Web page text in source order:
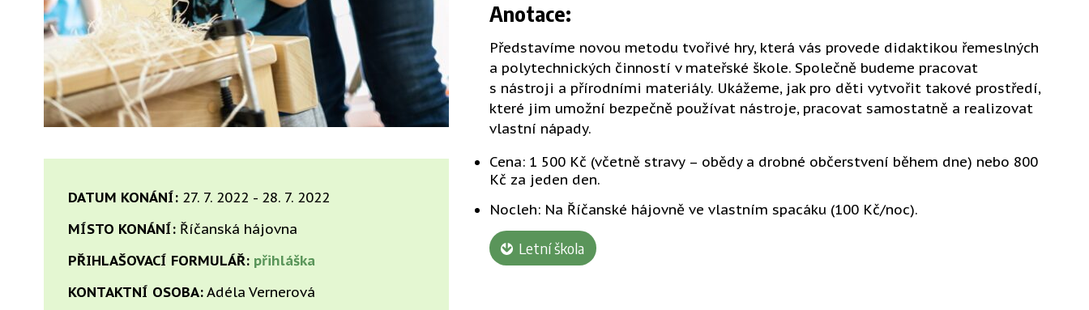
DATUM KONÁNÍ:27. 7. 2022 - 28. 7. 2022
MÍSTO KONÁNÍ:Říčanská hájovna
PŘIHLAŠOVACÍ FORMULÁŘ: přihláška
KONTAKTNÍ OSOBA:Adéla Vernerová
Anotace:
Představíme novou metodu tvořivé hry, která vás provede didaktikou řemeslných
a polytechnických činností v mateřské škole. Společně budeme pracovat
s nástroji a přírodními materiály. Ukážeme, jak pro děti vytvořit takové prostředí,
které jim umožní bezpečně používat nástroje, pracovat samostatně a realizovat
vlastní nápady.
Cena: 1 500 Kč (včetně stravy – obědy a drobné občerstvení během dne) nebo 800
Kč za jeden den.
Nocleh: Na Říčanské hájovně ve vlastním spacáku (100 Kč/noc).
Letní škola